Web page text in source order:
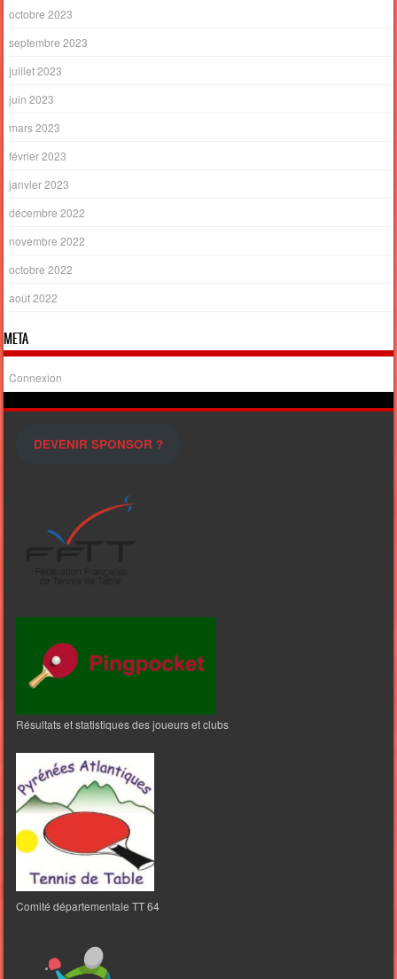
octobre 2023
septembre 2023
juillet 2023
juin 2023
mars 2023
février 2023
janvier 2023
décembre 2022
novembre 2022
octobre 2022
août 2022
META
Connexion
DEVENIR SPONSOR ?
Résultats et statistiques des joueurs et clubs
Comité départementale TT 64